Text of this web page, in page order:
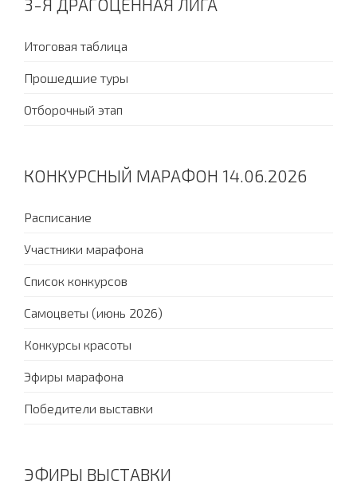
3-Я ДРАГОЦЕННАЯ ЛИГА
Итоговая таблица
Прошедшие туры
Отборочный этап
КОНКУРСНЫЙ МАРАФОН 14.06.2026
Расписание
Участники марафона
Список конкурсов
Самоцветы (июнь 2026)
Конкурсы красоты
Эфиры марафона
Победители выставки
ЭФИРЫ ВЫСТАВКИ